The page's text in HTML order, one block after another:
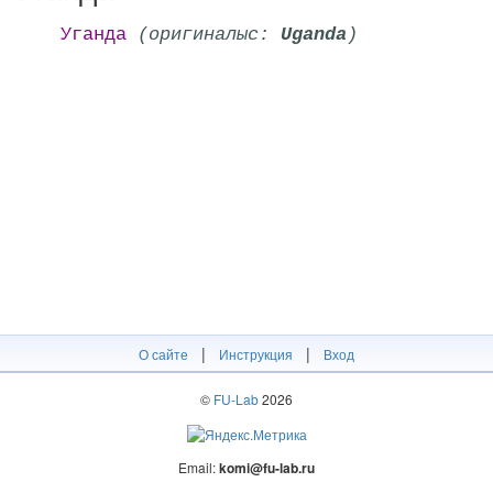
Уганда (оригиналыс: Uganda )
О сайте | Инструкция | Вход
© FU-Lab2026
Email:komi@fu-lab.ru